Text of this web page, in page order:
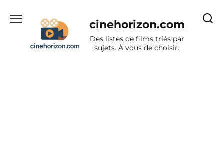
cinehorizon.com
Des listes de films triés par
sujets. À vous de choisir.